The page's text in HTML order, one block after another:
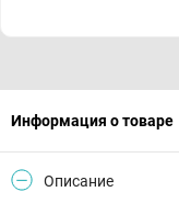
Информация о товаре
Описание